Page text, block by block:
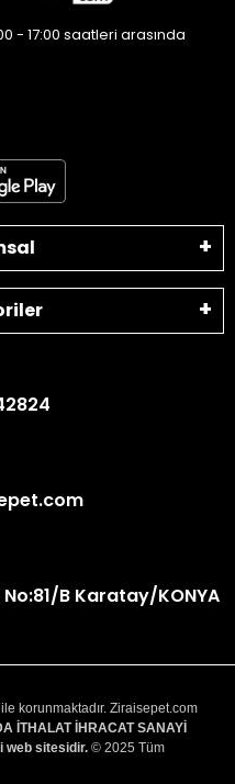
- 17:00 saatleri arasında
B Karatay/KONYA
korunmaktadır. Ziraisepet.com
İTHALAT İHRACAT SANAYİ
web sitesidir. © 2025 Tüm